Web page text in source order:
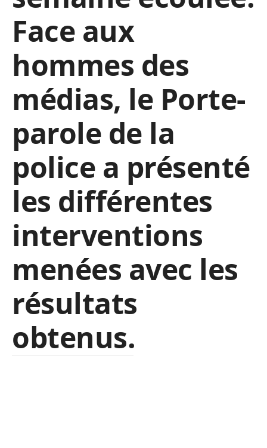
Face aux
hommes des
médias, le Porte-
parole de la
police a présenté
les différentes
interventions
menées avec les
résultats
obtenus.